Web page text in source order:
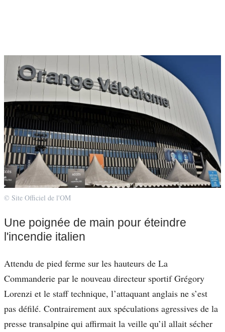
© Site Officiel de l'OM
Une poignée de main pour éteindre
l'incendie italien
Attendu de pied ferme sur les hauteurs de La
Commanderie par le nouveau directeur sportif Grégory
Lorenzi et le staff technique, l’attaquant anglais ne s’est
pas défilé. Contrairement aux spéculations agressives de la
presse transalpine qui affirmait la veille qu’il allait sécher